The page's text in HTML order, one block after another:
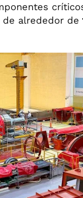
de alrededor de